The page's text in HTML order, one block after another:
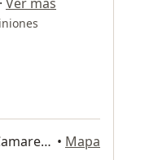
Av. Central Guillermo Gonzalez Camarena, Zapopan • Mapa